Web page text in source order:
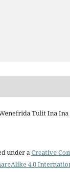
Tulit Ina Ina
under aCreative
4.0